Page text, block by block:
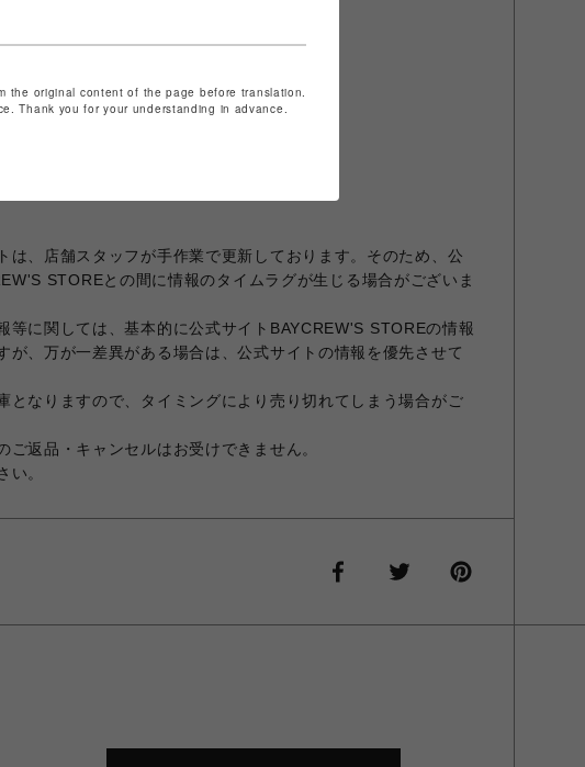
】
FURNITRE 福岡パルコ店
は、店舗スタッフが手作業で更新しております。そのため、公
STOREとの間に情報のタイムラグが生じる場合がございま
等に関しては、基本的に公式サイトBAYCREW'S STOREの情報
が、万が一差異がある場合は、公式サイトの情報を優先させて
となりますので、タイミングにより売り切れてしまう場合がご
ご返品・キャンセルはお受けできません。
い。
the original content of the page before translation.
Thank you for your understanding in advance.